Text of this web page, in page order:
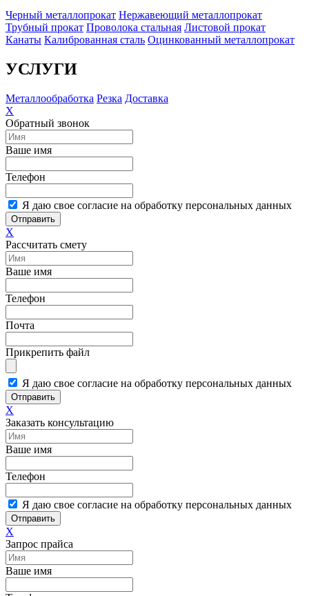
Черный металлопрокат Нержавеющий металлопрокат
Трубный прокат Проволока стальная Листовой прокат
Канаты Калиброванная сталь Оцинкованный металлопрокат
УСЛУГИ
Металлообработка Резка Доставка
X
Обратный звонок
Ваше имя
Телефон
Я даю свое согласие на обработку персональных данных
Отправить
X
Рассчитать смету
Ваше имя
Телефон
Почта
Прикрепить файл
Я даю свое согласие на обработку персональных данных
Отправить
X
Заказать консультацию
Ваше имя
Телефон
Я даю свое согласие на обработку персональных данных
Отправить
X
Запрос прайса
Ваше имя